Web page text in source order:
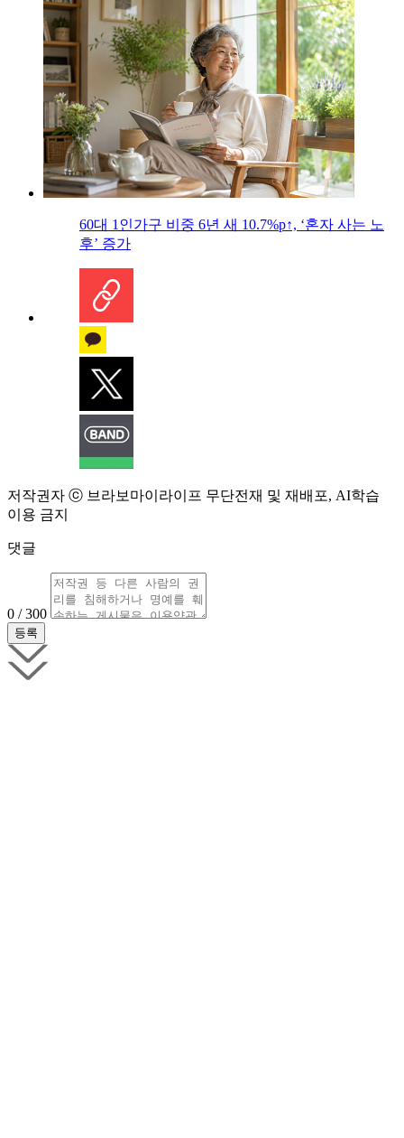
60대 1인가구 비중 6년 새 10.7%p↑, ‘혼자 사는 노
후’ 증가
저작권자 ⓒ 브라보마이라이프 무단전재 및 재배포, AI학습
이용 금지
댓글
0 / 300